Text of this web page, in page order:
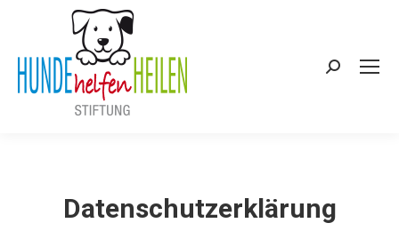
Search:
Datenschutzerklärung